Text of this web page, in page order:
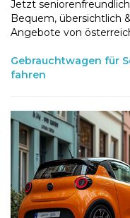
Jetzt
Bequem, übersichtlich
Angebote von
Gebrauchtwagen für
fahren